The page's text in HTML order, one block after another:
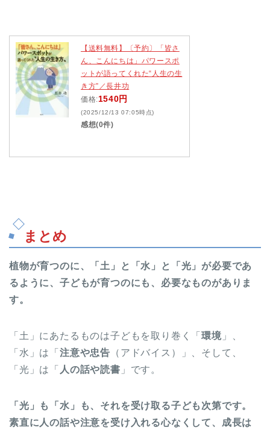
【送料無料】〔予約〕「皆さ
ん、こんにちは」パワースポ
ットが語ってくれた“人生の生
き方”／長井功
価格:1540円
(2025/12/13 07:05時点)
感想(0件)
まとめ
植物が育つのに、「土」と「水」と「光」が必要であ
るように、子どもが育つのにも、必要なものがありま
す。
「土」にあたるものは子どもを取り巻く「環境」、
「水」は「 注意や忠告 （アドバイス）」、そして、
「光」は「 人の話や読書 」です。
「光」も「水」も、それを受け取る子ども次第です。
素直に人の話や注意を受け入れる心なくして、成長は